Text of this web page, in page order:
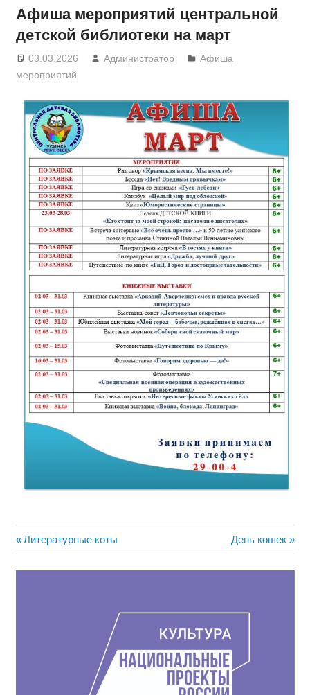
Афиша мероприятий центральной
детской библиотеки на март
03.03.2026 Администратор
Афиша
мероприятий
Навигация
по
Предыдущая
запись:
Литературные коты
Следующая
запись:
День кошек